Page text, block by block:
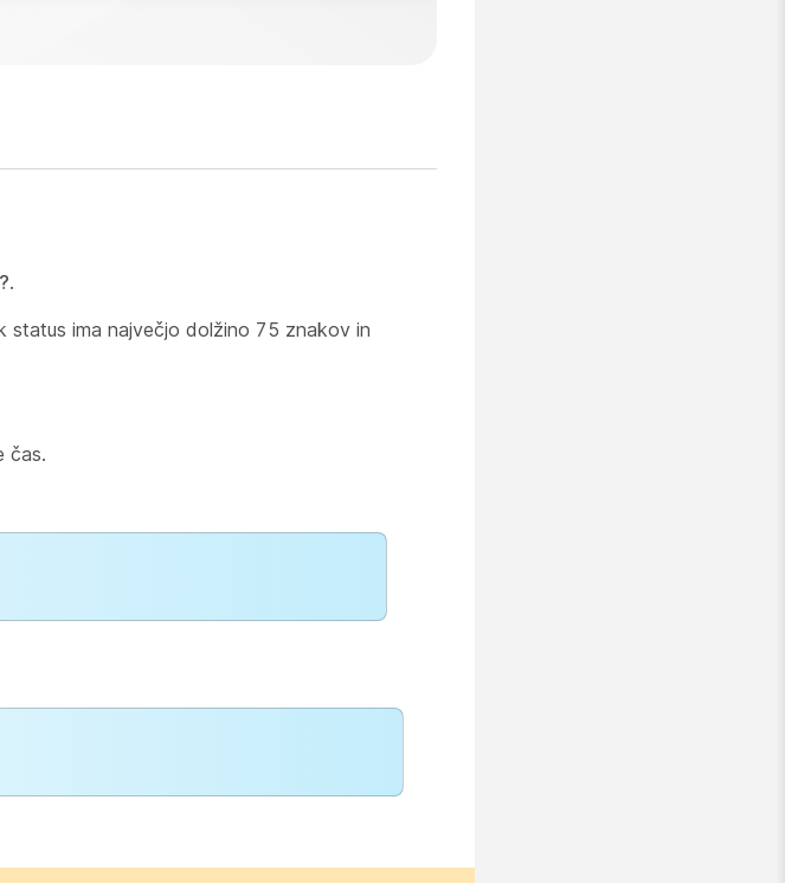
.
ima največjo dolžino 75 znakov in
čas.